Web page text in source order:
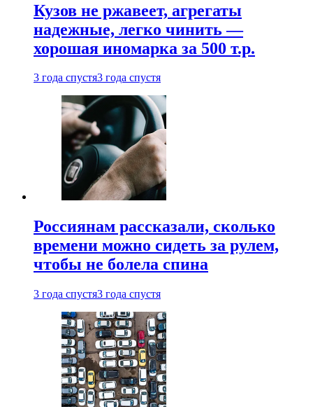
Кузов не ржавеет, агрегаты
надежные, легко чинить —
хорошая иномарка за 500 т.р.
3 года спустя3 года спустя
Россиянам рассказали, сколько
времени можно сидеть за рулем,
чтобы не болела спина
3 года спустя3 года спустя